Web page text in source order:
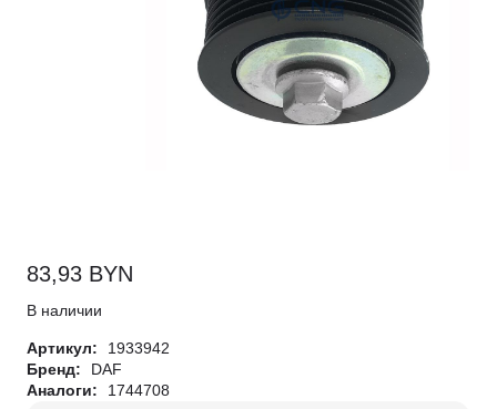
83,93 BYN
В наличии
Артикул:
1933942
Бренд:
DAF
Аналоги:
1744708